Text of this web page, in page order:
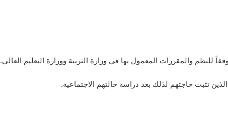
والمقررات المعمول بها في وزارة التربية ووزارة التعليم العالي.
تثبت حاجتهم لذلك بعد دراسة حالتهم الاجتماعية.